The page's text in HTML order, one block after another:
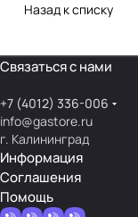
Назад к списку
Связаться с нами
+7 (4012) 336-006
info@gastore.ru
г. Калининград
Информация
Соглашения
Помощь